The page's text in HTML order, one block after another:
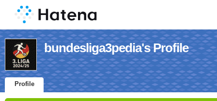
bundesliga3pedia's Profile
Profile